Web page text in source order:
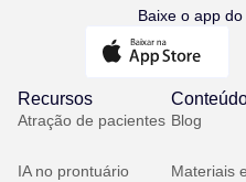
Baixe o app
Recursos
Atração de pacientes
IA no prontuário
Blog
Materiais